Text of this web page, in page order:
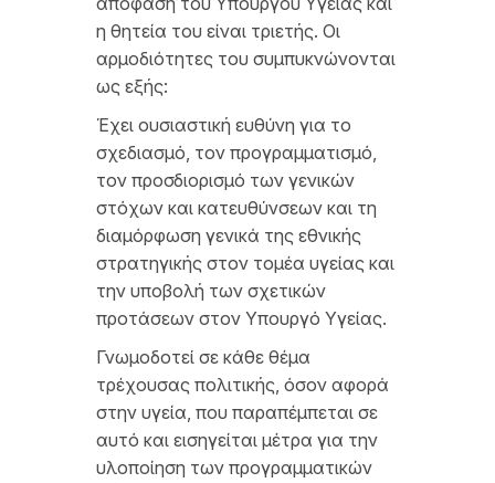
η θητεία του είναι τριετής. Οι
αρμοδιότητες του συμπυκνώνονται
ως εξής:
Έχει ουσιαστική ευθύνη για το
σχεδιασμό, τον προγραμματισμό,
τον προσδιορισμό των γενικών
στόχων και κατευθύνσεων και τη
διαμόρφωση γενικά της εθνικής
στρατηγικής στον τομέα υγείας και
την υποβολή των σχετικών
προτάσεων στον Υπουργό Υγείας.
Γνωμοδοτεί σε κάθε θέμα
τρέχουσας πολιτικής, όσον αφορά
στην υγεία, που παραπέμπεται σε
αυτό και εισηγείται μέτρα για την
υλοποίηση των προγραμματικών